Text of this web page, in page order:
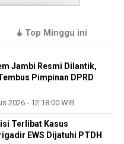
Top Minggu ini
Jambi Resmi Dilantik,
Pimpinan DPRD
2026 - 12:18:00 WIB
Terlibat Kasus
EWS Dijatuhi PTDH